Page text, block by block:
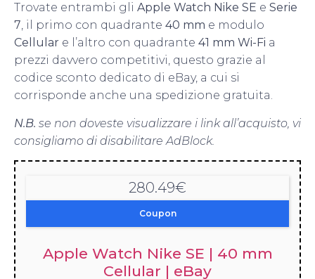
Trovate entrambi gli Apple Watch Nike SE e Serie
7, il primo con quadrante 40 mm e modulo
Cellular e l’altro con quadrante 41 mm Wi-Fi a
prezzi davvero competitivi, questo grazie al
codice sconto dedicato di eBay, a cui si
corrisponde anche una spedizione gratuita.
N.B. se non doveste visualizzare i link all’acquisto, vi
consigliamo di disabilitare AdBlock.
280.49€
Coupon
Apple Watch Nike SE | 40 mm
Cellular | eBay